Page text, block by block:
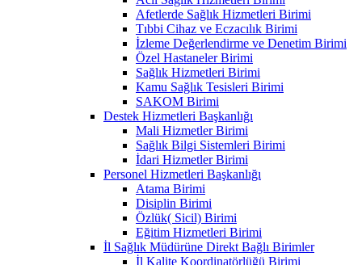
Afetlerde Sağlık Hizmetleri Birimi
Tıbbi Cihaz ve Eczacılık Birimi
İzleme Değerlendirme ve Denetim Birimi
Özel Hastaneler Birimi
Sağlık Hizmetleri Birimi
Kamu Sağlık Tesisleri Birimi
SAKOM Birimi
Destek Hizmetleri Başkanlığı
Mali Hizmetler Birimi
Sağlık Bilgi Sistemleri Birimi
İdari Hizmetler Birimi
Personel Hizmetleri Başkanlığı
Atama Birimi
Disiplin Birimi
Özlük( Sicil) Birimi
Eğitim Hizmetleri Birimi
İl Sağlık Müdürüne Direkt Bağlı Birimler
İl Kalite Koordinatörlüğü Birimi